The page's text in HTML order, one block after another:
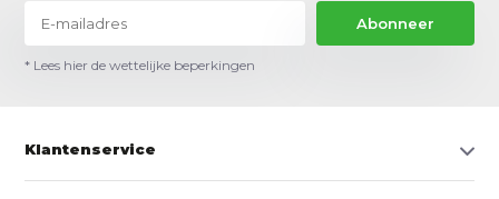
Abonneer
* Lees hier de wettelijke beperkingen
Klantenservice